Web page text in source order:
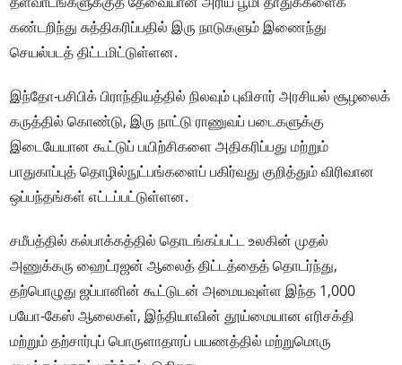
கண்டறிந்து சுத்திகரிப்பதில் இரு நாடுகளும் இணைந்து
செயல்படத் திட்டமிட்டுள்ளன.
இந்தோ-பசிபிக் பிராந்தியத்தில் நிலவும் புவிசார் அரசியல் சூழலைக்
கருத்தில் கொண்டு, இரு நாட்டு ராணுவப் படைகளுக்கு
இடையேயான கூட்டுப் பயிற்சிகளை அதிகரிப்பது மற்றும்
பாதுகாப்புத் தொழில்நுட்பங்களைப் பகிர்வது குறித்தும் விரிவான
ஒப்பந்தங்கள் எட்டப்பட்டுள்ளன.
சமீபத்தில் கல்பாக்கத்தில் தொடங்கப்பட்ட உலகின் முதல்
அணுக்கரு ஹைட்ரஜன் ஆலைத் திட்டத்தைத் தொடர்ந்து,
தற்பொழுது ஜப்பானின் கூட்டுடன் அமையவுள்ள இந்த 1,000
பயோ-கேஸ் ஆலைகள், இந்தியாவின் தூய்மையான எரிசக்தி
மற்றும் தற்சார்புப் பொருளாதாரப் பயணத்தில் மற்றுமொரு